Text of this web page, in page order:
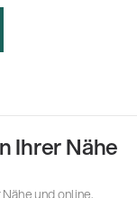
Ihrer Nähe
und online.